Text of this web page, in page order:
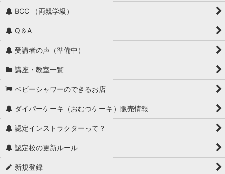
BCC （両親学級）
Q＆A
受講者の声（準備中）
講座・教室一覧
ベビーシャワーのできるお店
ダイパーケーキ（おむつケーキ）販売情報
認定インストラクターって？
認定校の更新ルール
新規登録